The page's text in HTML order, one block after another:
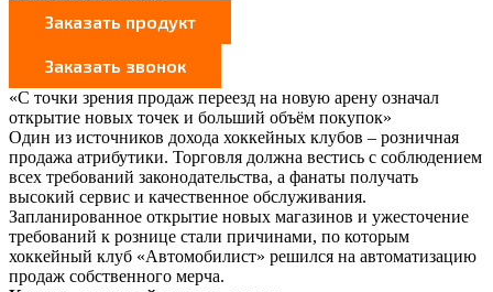
«С точки зрения продаж переезд на новую арену означал
открытие новых точек и больший объём покупок»
Один из источников дохода хоккейных клубов – розничная
продажа атрибутики. Торговля должна вестись с соблюдением
всех требований законодательства, а фанаты получать
высокий сервис и качественное обслуживания.
Запланированное открытие новых магазинов и ужесточение
требований к рознице стали причинами, по которым
хоккейный клуб «Автомобилист» решился на автоматизацию
продаж собственного мерча.